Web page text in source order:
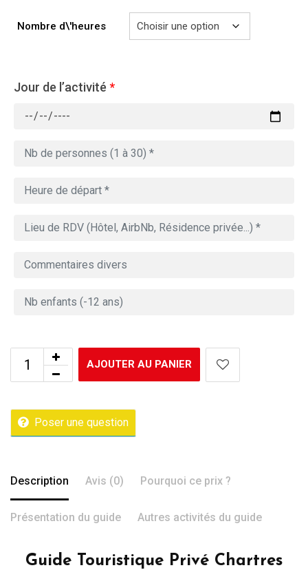
Nombre d\'heures
Jour de l’activité *
AJOUTER AU PANIER
Poser une question
Description Avis (0) Pourquoi ce prix ?
Présentation du guide Autres activités du guide
Guide Touristique Privé Chartres